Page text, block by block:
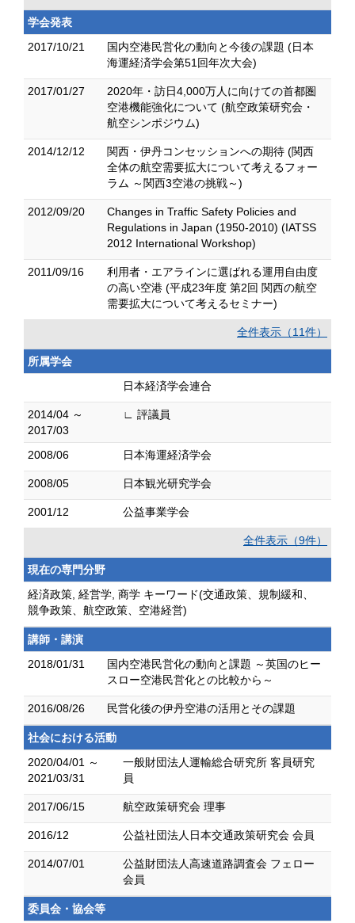
学会発表
2017/10/21
国内空港民営化の動向と今後の課題 (日本
海運経済学会第51回年次大会)
2017/01/27
2020年・訪日4,000万人に向けての首都圏
空港機能強化について (航空政策研究会・
航空シンポジウム)
2014/12/12
関西・伊丹コンセッションへの期待 (関西
全体の航空需要拡大について考えるフォー
ラム ～関西3空港の挑戦～)
2012/09/20
Changes in Traffic Safety Policies and
Regulations in Japan (1950-2010) (IATSS
2012 International Workshop)
2011/09/16
利用者・エアラインに選ばれる運用自由度
の高い空港 (平成23年度 第2回 関西の航空
需要拡大について考えるセミナー)
全件表示（11件）
所属学会
日本経済学会連合
2014/04 ～
2017/03
∟ 評議員
2008/06 日本海運経済学会
2008/05 日本観光研究学会
2001/12 公益事業学会
全件表示（9件）
現在の専門分野
経済政策, 経営学, 商学 キーワード(交通政策、規制緩和、
競争政策、航空政策、空港経営)
講師・講演
2018/01/31
国内空港民営化の動向と課題 ～英国のヒー
スロー空港民営化との比較から～
2016/08/26 民営化後の伊丹空港の活用とその課題
社会における活動
2020/04/01 ～
2021/03/31
一般財団法人運輸総合研究所 客員研究
員
2017/06/15 航空政策研究会 理事
2016/12 公益社団法人日本交通政策研究会 会員
2014/07/01
公益財団法人高速道路調査会 フェロー
会員
委員会・協会等